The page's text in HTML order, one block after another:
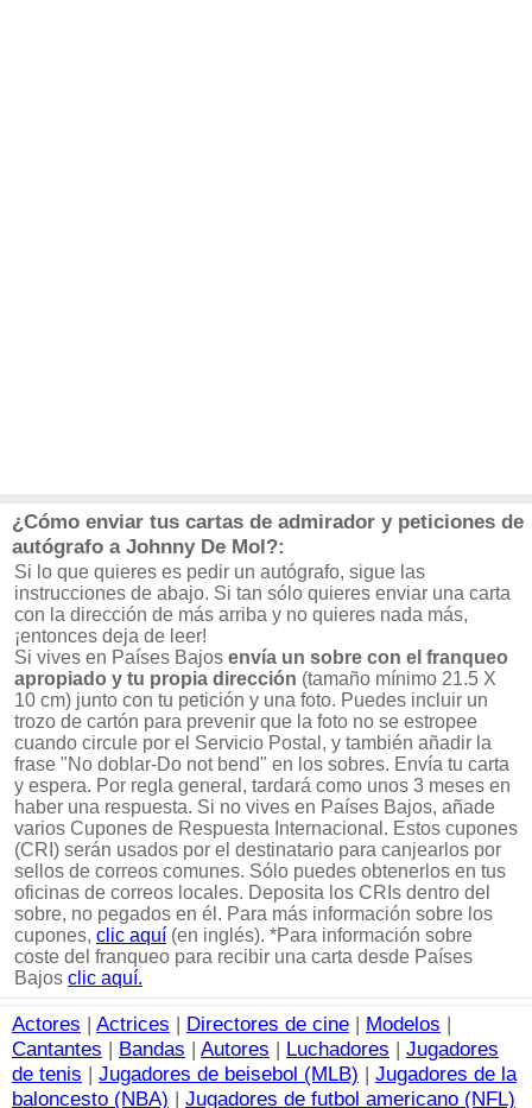
¿Cómo enviar tus cartas de admirador y peticiones de
autógrafo a Johnny De Mol?:
Si lo que quieres es pedir un autógrafo, sigue las
instrucciones de abajo. Si tan sólo quieres enviar una carta
con la dirección de más arriba y no quieres nada más,
¡entonces deja de leer!
Si vives en Países Bajos envía un sobre con el franqueo
apropiado y tu propia dirección (tamaño mínimo 21.5 X
10 cm) junto con tu petición y una foto. Puedes incluir un
trozo de cartón para prevenir que la foto no se estropee
cuando circule por el Servicio Postal, y también añadir la
frase "No doblar-Do not bend" en los sobres. Envía tu carta
y espera. Por regla general, tardará como unos 3 meses en
haber una respuesta. Si no vives en Países Bajos, añade
varios Cupones de Respuesta Internacional. Estos cupones
(CRI) serán usados por el destinatario para canjearlos por
sellos de correos comunes. Sólo puedes obtenerlos en tus
oficinas de correos locales. Deposita los CRIs dentro del
sobre, no pegados en él. Para más información sobre los
cupones, clic aquí (en inglés). *Para información sobre
coste del franqueo para recibir una carta desde Países
Bajos clic aquí.
Actores | Actrices | Directores de cine | Modelos |
Cantantes | Bandas | Autores | Luchadores | Jugadores
de tenis | Jugadores de beisebol (MLB) | Jugadores de la
baloncesto (NBA) | Jugadores de futbol americano (NFL)